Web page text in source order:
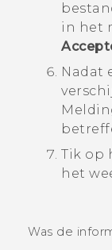
in het
Nadat
Tik op
het
Was de